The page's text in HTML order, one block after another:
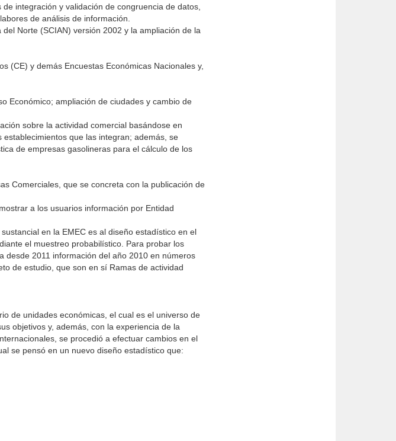
integración y validación de congruencia de datos,
de análisis de información.
Norte (SCIAN) versión 2002 y la ampliación de la
(CE) y demás Encuestas Económicas Nacionales y,
Económico; ampliación de ciudades y cambio de
sobre la actividad comercial basándose en
que las integran; además, se
de empresas gasolineras para el cálculo de los
Comerciales, que se concreta con la publicación de
a los usuarios información por Entidad
en la EMEC es al diseño estadístico en el
el muestreo probabilístico. Para probar los
desde 2011 información del año 2010 en números
de estudio, que son en sí Ramas de actividad
de unidades económicas, el cual es el universo de
objetivos y, además, con la experiencia de la
se procedió a efectuar cambios en el
se pensó en un nuevo diseño estadístico que: